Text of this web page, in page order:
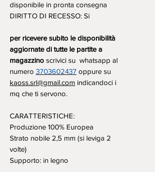
disponibile in pronta consegna
DIRITTO DI RECESSO: Si
per ricevere subito le disponibilità
aggiornate di tutte le partite a
magazzino scrivici su whatsapp al
numero 3703602437 oppure su
kaoss.srl@gmail.com indicandoci i
mq che ti servono.
CARATTERISTICHE:
Produzione 100% Europea
Strato nobile 2,5 mm (si leviga 2
volte)
Supporto: in legno